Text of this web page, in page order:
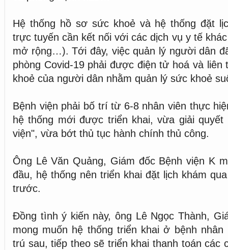
Hệ thống hồ sơ sức khoẻ và hệ thống đặt
trực tuyến cần kết nối với các dịch vụ y tế
mở rộng…). Tới đây, việc quản lý người dân
phòng Covid-19 phải được điện tử hoá và
khoẻ của người dân nhằm quản lý sức khoẻ
Bệnh viện phải bố trí từ 6-8 nhân viên thực
hệ thống mới được triển khai, vừa giải
viện", vừa bớt thủ tục hành chính thủ công.
Ông Lê Văn Quảng, Giám đốc Bệnh viện K
đầu, hệ thống nên triển khai đặt lịch khám
trước.
Đồng tình ý kiến này, ông Lê Ngọc Thành,
mong muốn hệ thống triển khai ở bệnh
trú sau, tiếp theo sẽ triển khai thanh toán các